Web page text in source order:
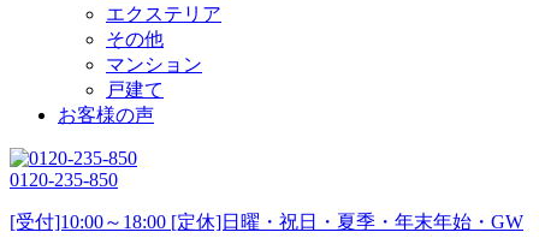
エクステリア
その他
マンション
戸建て
お客様の声
0120-235-850
[受付]10:00～18:00 [定休]日曜・祝日・夏季・年末年始・GW